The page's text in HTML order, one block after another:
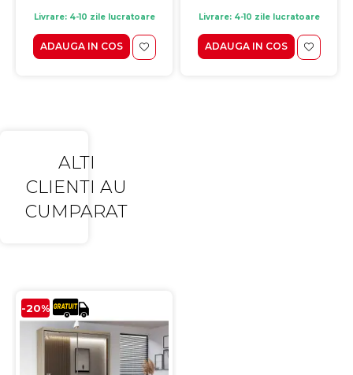
Livrare: 4-10 zile lucratoare
ADAUGA IN COS
Livrare: 4-10 zile lucratoare
ADAUGA IN COS
ALTI
CLIENTI AU
CUMPARAT
-20%